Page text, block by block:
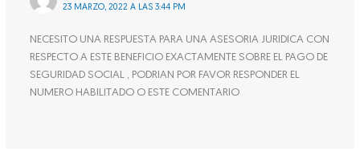
23 MARZO, 2022 A LAS 3:44 PM
NECESITO UNA RESPUESTA PARA UNA ASESORIA JURIDICA CON
RESPECTO A ESTE BENEFICIO EXACTAMENTE SOBRE EL PAGO DE
SEGURIDAD SOCIAL , PODRIAN POR FAVOR RESPONDER EL
NUMERO HABILITADO O ESTE COMENTARIO